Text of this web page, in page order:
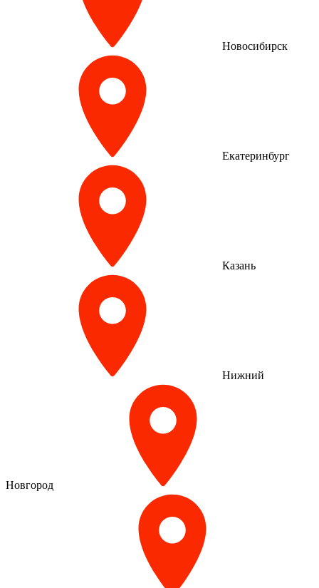
Новосибирск
Екатеринбург
Казань
Нижний
Новгород